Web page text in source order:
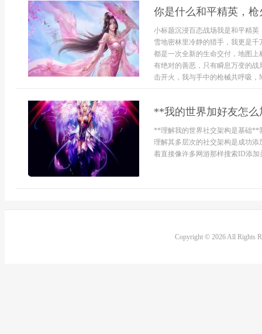
你是什么和平精英，
小标题沉浸百态战场我是和平精
雪地密林里冷静的猎手，我更是
都是一次全新的生命交付，地图
有绝对的善恶，只有瞬息万变的
击开火，我与手中的枪械共呼吸，
**我的世界加好友怎
**理解我的世界社交架构是基础**
理解其多层次的社交架构是成功
着直接像许多网游那样搜索ID添
Copyright © 2026 All Rights